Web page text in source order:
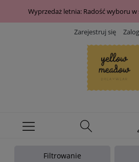
Wyprzedaż letnia: Radość wyboru w
Zarejestruj się
Filtrowanie